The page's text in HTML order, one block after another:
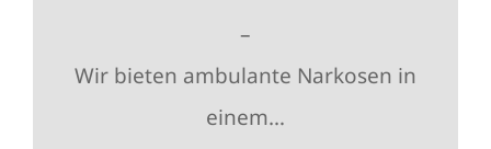
–
Wir bieten ambulante Narkosen in
einem…